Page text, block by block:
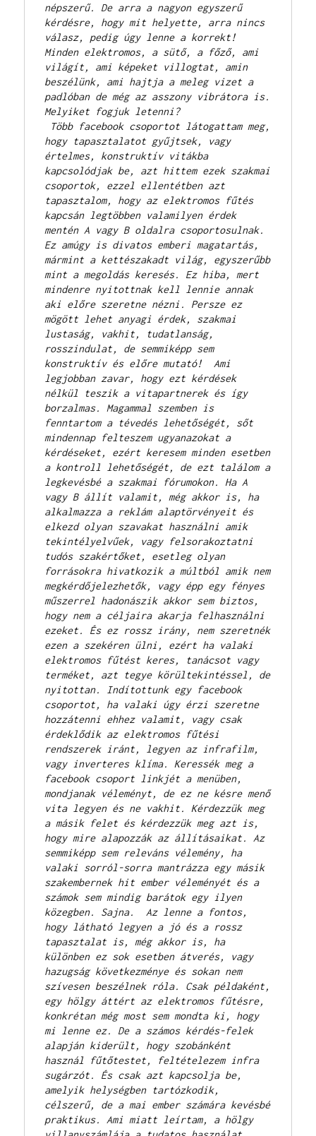
népszerű. De arra a nagyon egyszerű
kérdésre, hogy mit helyette, arra nincs
válasz, pedig úgy lenne a korrekt!
Minden elektromos, a sütő, a főző, ami
világít, ami képeket villogtat, amin
beszélünk, ami hajtja a meleg vizet a
padlóban de még az asszony vibrátora is.
Melyiket fogjuk letenni?
hogy tapasztalatot gyűjtsek, vagy
értelmes, konstruktív vitákba
kapcsolódjak be, azt hittem ezek szakmai
csoportok, ezzel ellentétben azt
tapasztalom, hogy az elektromos fűtés
kapcsán legtöbben valamilyen érdek
mentén A vagy B oldalra csoportosulnak.
Ez amúgy is divatos emberi magatartás,
mármint a kettészakadt világ, egyszerűbb
mint a megoldás keresés. Ez hiba, mert
mindenre nyitottnak kell lennie annak
aki előre szeretne nézni. Persze ez
mögött lehet anyagi érdek, szakmai
lustaság, vakhit, tudatlanság,
rosszindulat, de semmiképp sem
konstruktív és előre mutató!  Ami
legjobban zavar, hogy ezt kérdések
nélkül teszik a vitapartnerek és így
borzalmas. Magammal szemben is
fenntartom a tévedés lehetőségét, sőt
mindennap felteszem ugyanazokat a
kérdéseket, ezért keresem minden esetben
a kontroll lehetőségét, de ezt találom a
legkevésbé a szakmai fórumokon. Ha A
vagy B állít valamit, még akkor is, ha
alkalmazza a reklám alaptörvényeit és
elkezd olyan szavakat használni amik
tekintélyelvűek, vagy felsorakoztatni
tudós szakértőket, esetleg olyan
forrásokra hivatkozik a múltból amik nem
megkérdőjelezhetők, vagy épp egy fényes
műszerrel hadonászik akkor sem biztos,
hogy nem a céljaira akarja felhasználni
ezeket. És ez rossz irány, nem szeretnék
ezen a szekéren ülni, ezért ha valaki
elektromos fűtést keres, tanácsot vagy
terméket, azt tegye körültekintéssel, de
nyitottan. Indítottunk egy facebook
csoportot, ha valaki úgy érzi szeretne
hozzátenni ehhez valamit, vagy csak
érdeklődik az elektromos fűtési
rendszerek iránt, legyen az infrafilm,
vagy inverteres klíma. Keressék meg a
facebook csoport linkjét a menüben,
mondjanak véleményt, de ez ne késre menő
vita legyen és ne vakhit. Kérdezzük meg
a másik felet és kérdezzük meg azt is,
hogy mire alapozzák az állításaikat. Az
semmiképp sem releváns vélemény, ha
valaki sorról-sorra mantrázza egy másik
szakembernek hit ember véleményét és a
számok sem mindig barátok egy ilyen
közegben. Sajna.  Az lenne a fontos,
hogy látható legyen a jó és a rossz
tapasztalat is, még akkor is, ha
különben ez sok esetben átverés, vagy
hazugság következménye és sokan nem
szívesen beszélnek róla. Csak példaként,
egy hölgy áttért az elektromos fűtésre,
konkrétan még most sem mondta ki, hogy
mi lenne ez. De a számos kérdés-felek
alapján kiderült, hogy szobánként
használ fűtőtestet, feltételezem infra
sugárzót. És csak azt kapcsolja be,
amelyik helységben tartózkodik,
célszerű, de a mai ember számára kevésbé
praktikus. Ami miatt leírtam, a hölgy